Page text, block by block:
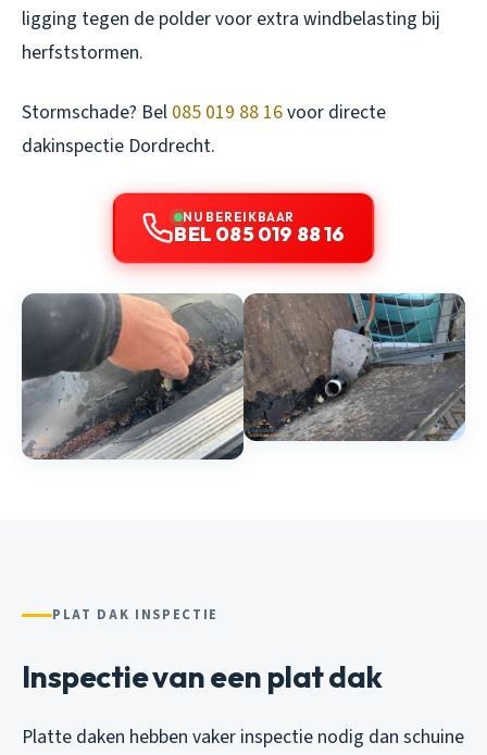
ligging tegen de polder voor extra windbelasting bij
herfststormen.
Stormschade? Bel 085 019 88 16voor directe
dakinspectie Dordrecht.
NU BEREIKBAAR
BEL 085 019 88 16
PLAT DAK INSPECTIE
Inspectie van een plat dak
Platte daken hebben vaker inspectie nodig dan schuine